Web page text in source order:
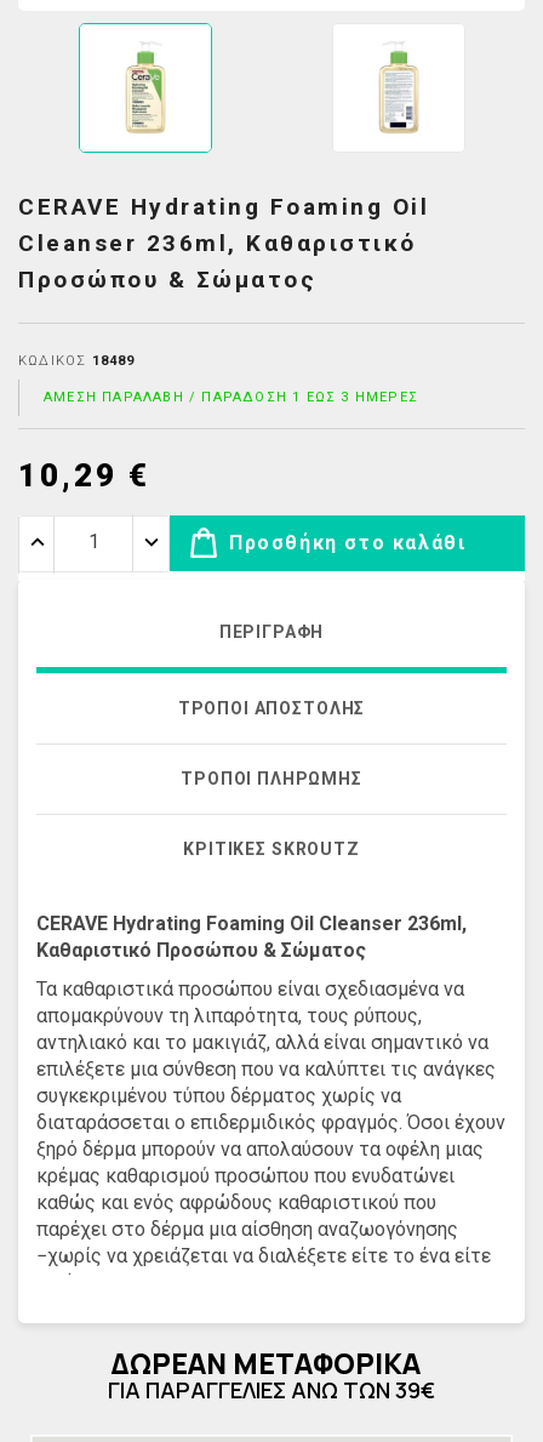
CERAVE Hydrating Foaming Oil
Cleanser 236ml, Καθαριστικό
Προσώπου & Σώματος
ΚΩΔΙΚΌΣ 18489
ΆΜΕΣΗ ΠΑΡΑΛΑΒΉ / ΠΑΡΆΔΟΣΗ 1 ΈΩΣ 3 ΗΜΈΡΕΣ
10,29 €
Προσθήκη στο καλάθι
ΠΕΡΙΓΡΑΦΉ
ΤΡΌΠΟΙ ΑΠΟΣΤΟΛΉΣ
ΤΡΌΠΟΙ ΠΛΗΡΩΜΉΣ
ΚΡΙΤΙΚΈΣ SKROUTZ
CERAVE Hydrating Foaming Oil Cleanser 236ml,
Καθαριστικό Προσώπου & Σώματος
Τα καθαριστικά προσώπου είναι σχεδιασμένα να
απομακρύνουν τη λιπαρότητα, τους ρύπους,
αντηλιακό και το μακιγιάζ, αλλά είναι σημαντικό να
επιλέξετε μια σύνθεση που να καλύπτει τις ανάγκες
συγκεκριμένου τύπου δέρματος χωρίς να
διαταράσσεται ο επιδερμιδικός φραγμός. Όσοι έχουν
ξηρό δέρμα μπορούν να απολαύσουν τα οφέλη μιας
κρέμας καθαρισμού προσώπου που ενυδατώνει
καθώς και ενός αφρώδους καθαριστικού που
παρέχει στο δέρμα μια αίσθηση αναζωογόνησης
−χωρίς να χρειάζεται να διαλέξετε είτε το ένα είτε
το άλλο.
Το Hydrating Foaming Oil Cleanser αφρώδες λάδι
καθαρισμού της CeraVe αποτελεί μια μοναδική
σύνθεση που καθαρίζει απαλά, ενυδατώνει και
καταπραΰνει το δέρμα χωρίς να διαταράσσει τον
ΔΩΡΕΑΝ ΜΕΤΑΦΟΡΙΚΑ
ΓΙΑ ΠΑΡΑΓΓΕΛΙΕΣ ΑΝΩ ΤΩΝ 39€